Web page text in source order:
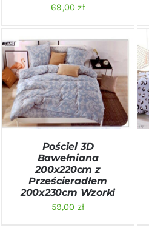
69,00zł
DODAJ DO KOSZYKA
/
SZCZEGÓŁY
Pościel 3D
Bawełniana
200x220cm z
Prześcieradłem
200x230cm Wzorki
59,00 zł